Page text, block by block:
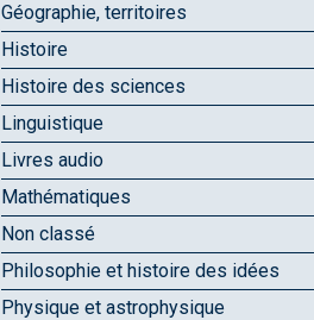
Géographie, territoires
Histoire
Histoire des sciences
Linguistique
Livres audio
Mathématiques
Non classé
Philosophie et histoire des idées
Physique et astrophysique